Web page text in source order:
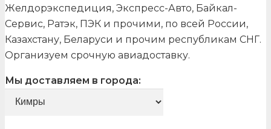
Желдорэкспедиция, Экспресс-Авто, Байкал-
Сервис, Ратэк, ПЭК и прочими, по всей России,
Казахстану, Беларуси и прочим республикам СНГ.
Организуем срочную авиадоставку.
Мы доставляем в города: